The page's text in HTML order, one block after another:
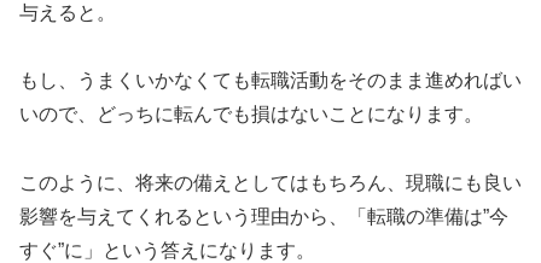
与えると。
もし、うまくいかなくても転職活動をそのまま進めればい
いので、どっちに転んでも損はないことになります。
このように、将来の備えとしてはもちろん、現職にも良い
影響を与えてくれるという理由から、「転職の準備は”今
すぐ”に」という答えになります。